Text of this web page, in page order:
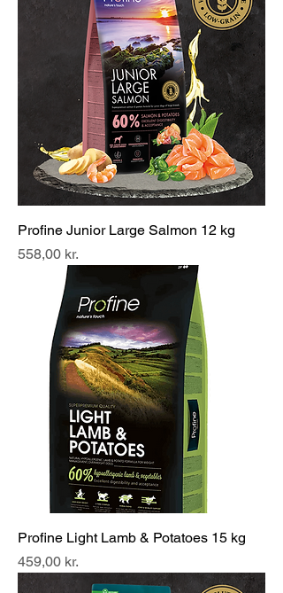
Profine Junior Large Salmon 12 kg
Pris
558,00 kr.
Profine Light Lamb & Potatoes 15 kg
Pris
459,00 kr.